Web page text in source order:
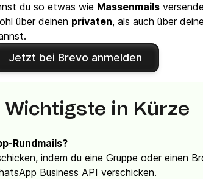
du so etwas wie Massenmails
über deinen privaten, als auch über
Jetzt bei Brevo anmelden
Wichtigste in Kürze
Rundmails?
indem du eine Gruppe oder einen
Business API verschicken.